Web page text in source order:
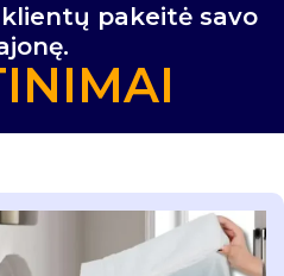
pakeitė savo